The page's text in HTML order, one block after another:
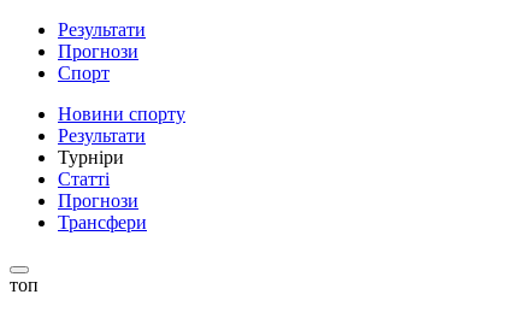
Результати
Прогнози
Спорт
Новини спорту
Результати
Турніри
Статті
Прогнози
Трансфери
топ